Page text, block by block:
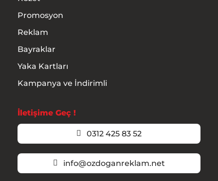
Promosyon
Reklam
Bayraklar
Yaka Kartları
Kampanya ve İndirimli
İletişime Geç !
0312 425 83 52
info@ozdoganreklam.net